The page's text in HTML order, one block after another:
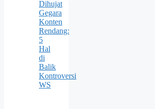
Dihujat
Gegara
Konten
Rendang:
5
Hal
di
Balik
Kontroversi
WS